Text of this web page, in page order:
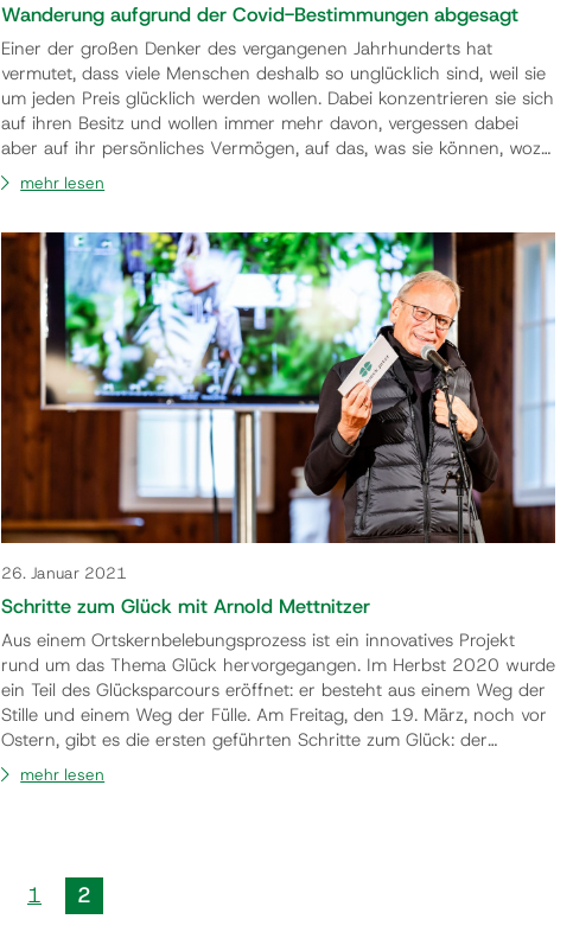
Wanderung aufgrund der Covid-Bestimmungen abgesagt
Einer der großen Denker des vergangenen Jahrhunderts hat
vermutet, dass viele Menschen deshalb so unglücklich sind, weil sie
um jeden Preis glücklich werden wollen. Dabei konzentrieren sie sich
auf ihren Besitz und wollen immer mehr davon, vergessen dabei
aber auf ihr persönliches Vermögen, auf das, was sie können, wozu
sie, wenn sie sich nur trauten, fähig wären. Der Verein
„ZUMGLUECK.JETZT. Initiativen zur Veredelung der Zeit“ möchte mit
mehr lesen
26. Januar 2021
Schritte zum Glück mit Arnold Mettnitzer
Aus einem Ortskernbelebungsprozess ist ein innovatives Projekt
rund um das Thema Glück hervorgegangen. Im Herbst 2020 wurde
ein Teil des Glücksparcours eröffnet: er besteht aus einem Weg der
Stille und einem Weg der Fülle. Am Freitag, den 19. März, noch vor
Ostern, gibt es die ersten geführten Schritte zum Glück: der
bekannte Theologe und Psychotherapeut Dr. Arnold Mettnitzer
erklärt und bespricht die einzelnen Ausstellungselemente. Kostenfrei,
mehr lesen
1 2